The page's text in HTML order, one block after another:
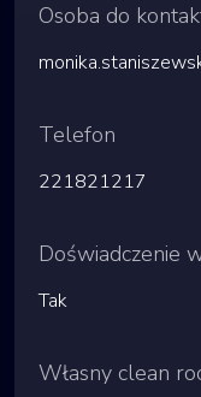
Osoba do
Telefon
221821217
Doświadczenie
Tak
Własny clean